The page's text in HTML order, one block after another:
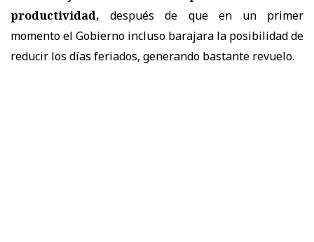
productividad, después de que en un primer
momento el Gobierno incluso barajara la posibilidad de
reducir los días feriados, generando bastante revuelo.